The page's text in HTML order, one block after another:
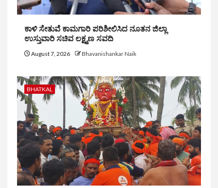
ಕಾಳಿ ಸೇತುವೆ ಕಾಮಗಾರಿ ಪರಿಶೀಲಿಸಿದ ನೂತನ ಜಿಲ್ಲಾ
ಉಸ್ತುವಾರಿ ಸಚಿವ ಲಕ್ಷ್ಮಣ ಸವದಿ
August 7, 2026 Bhavanishankar Naik
BHATKAL